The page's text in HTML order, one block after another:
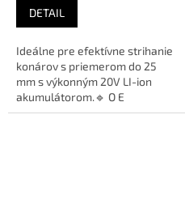
DETAIL
Ideálne pre efektívne strihanie
konárov s priemerom do 25
mm s výkonným 20V LI-ion
akumulátorom.🔹 O E
M: ES16Li1B🔹 Napětí...